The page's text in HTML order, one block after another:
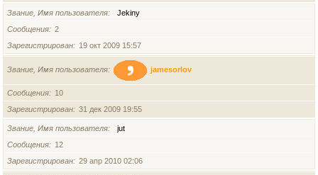
Звание, Имя пользователя
Jekiny
Сообщения
2
Зарегистрирован
19 окт 2009 15:57
Звание, Имя пользователя jamesorlov
Сообщения
10
Зарегистрирован
31 дек 2009 19:55
Звание, Имя пользователя
jut
Сообщения
12
Зарегистрирован
29 апр 2010 02:06